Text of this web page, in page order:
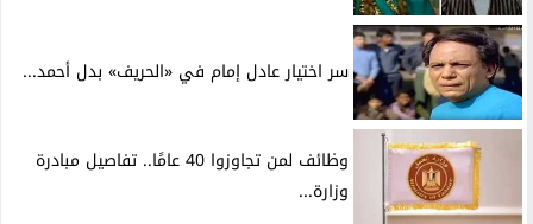
سر اختيار عادل إمام في «الحريف» بدل أحمد...
وظائف لمن تجاوزوا 40 عامًا.. تفاصيل مبادرة
وزارة...